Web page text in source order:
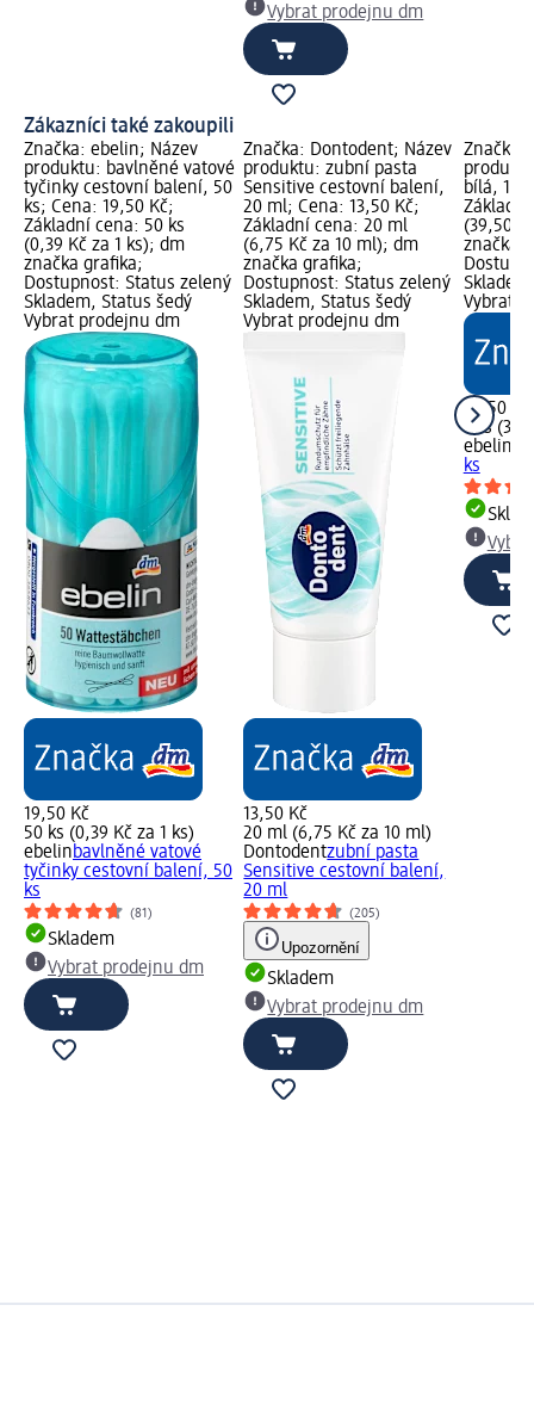
Vybrat prodejnu dm
Zákazníci také zakoupili
Značka: ebelin; Název
produktu: bavlněné vatové
tyčinky cestovní balení, 50
ks; Cena: 19,50 Kč;
Základní cena: 50 ks
(0,39 Kč za 1 ks); dm
značka grafika;
Dostupnost: Status zelený
Skladem, Status šedý
Vybrat prodejnu dm
19,50 Kč
50 ks (0,39 Kč za 1 ks)
ebelinbavlněné vatové
tyčinky cestovní balení, 50
ks
(81)
Skladem
Vybrat prodejnu dm
Značka: Dontodent; Název
produktu: zubní pasta
Sensitive cestovní balení,
20 ml; Cena: 13,50 Kč;
Základní cena: 20 ml
(6,75 Kč za 10 ml); dm
značka grafika;
Dostupnost: Status zelený
Skladem, Status šedý
Vybrat prodejnu dm
13,50 Kč
20 ml (6,75 Kč za 10 ml)
Dontodentzubní pasta
Sensitive cestovní balení,
20 ml
(205)
Upozornění
Skladem
Vybrat prodejnu dm
Značka:
bílá, 1
Základní
(39,50
značka
Vybrat
39,50 Kč
1 ks
ebelin
ks